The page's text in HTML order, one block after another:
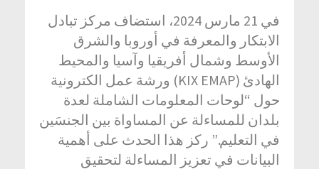
في 21 مارس 2024، استضاف مركز تبادل
الابتكار والمعرفة في أوروبا والشرق
الأوسط وشمال أفريقيا وآسيا والمحيط
الهادئ (KIX EMAP) ورشة عمل الكترونية
حول “لوحات المعلومات الشاملة لعدة
بلدان للمساءلة عن المساواة بين الجنسَين
في التعليم.” ركز هذا الحدث على أهمية
البيانات في تعزيز المساءلة لتحقيق